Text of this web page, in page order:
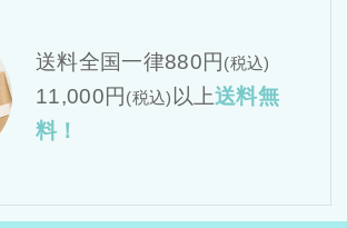
送料全国一律880円 (税込)
11,000円 (税込) 以上送料無
料！